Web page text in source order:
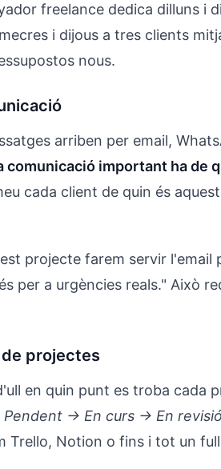
freelance dedica dilluns i
i dijous a tres clients
nous.
arriben per email,
comunicació important ha de
cada client de quin és
projecte farem servir l'email
per a urgències reals." Això
projectes
en quin punt es troba cada
Pendent → En curs → En
Trello, Notion o fins i tot un